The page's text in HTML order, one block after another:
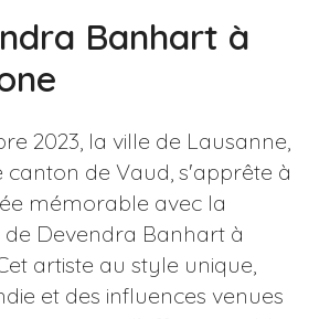
Banhart à
2023, la ville de Lausanne,
canton de Vaud, s'apprête à
mémorable avec la
Devendra Banhart à
artiste au style unique,
et des influences venues